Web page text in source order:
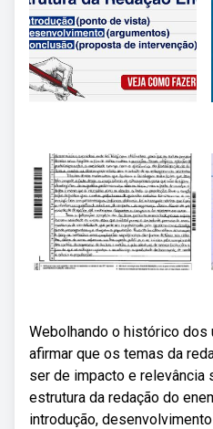
Webolhando o histórico
afirmar que os temas da
ser de impacto e relevância
estrutura da redação do
introdução,